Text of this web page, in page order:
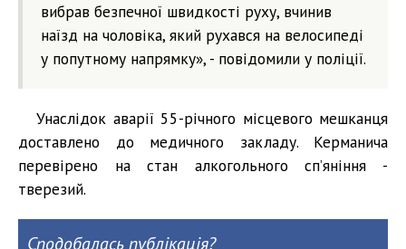
вибрав безпечної швидкості руху, вчинив
наїзд на чоловіка, який рухався на велосипеді
у попутному напрямку», - повідомили у поліції.
Унаслідок аварії 55-річного місцевого мешканця
доставлено до медичного закладу. Керманича
перевірено на стан алкогольного сп’яніння -
тверезий.
Сподобалась публікація?